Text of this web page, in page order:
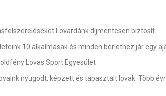
Lovardánk díjmentesen biztosít.
10 alkalmasak és minden bérlethez jár egy
Lovas Sport Egyesület
nyugodt, képzett és tapasztalt lovak. Több